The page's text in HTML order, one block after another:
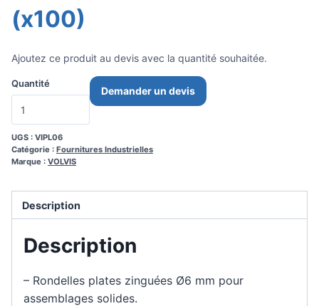
(x100)
Ajoutez ce produit au devis avec la quantité souhaitée.
Quantité
Demander un devis
UGS : VIPL06
Catégorie : Fournitures Industrielles
Marque : VOLVIS
Description
Description
– Rondelles plates zinguées Ø6 mm pour
assemblages solides.